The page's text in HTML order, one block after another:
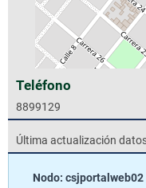
Teléfono
8899129
Última actualización
Nodo: csjportalweb02